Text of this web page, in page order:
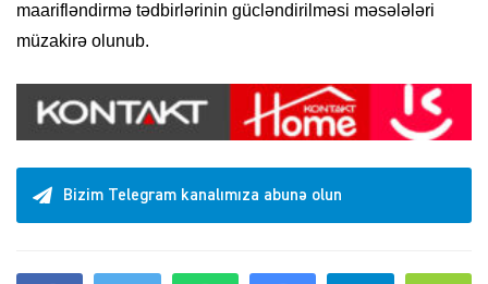
maarifləndirmə tədbirlərinin gücləndirilməsi məsələləri
müzakirə olunub.
Bizim Telegram kanalımıza abunə olun